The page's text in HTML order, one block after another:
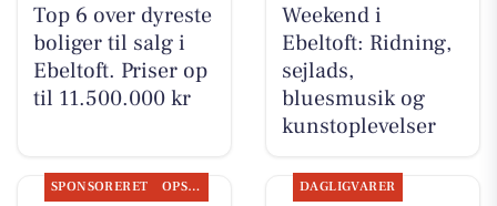
Top 6 over dyreste
boliger til salg i
Ebeltoft. Priser op
til 11.500.000 kr
Weekend i
Ebeltoft: Ridning,
sejlads,
bluesmusik og
kunstoplevelser
SPONSORERET OPSLAGSTAVLEN DAGLIGVARER